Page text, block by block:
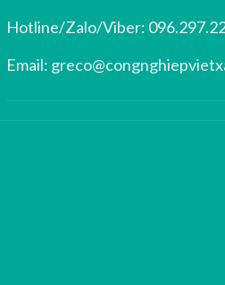
Hotline/Zalo/Viber:
Email: